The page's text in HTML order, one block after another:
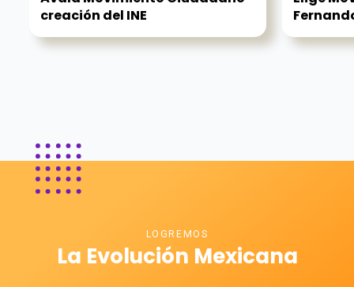
creación del INE
LOGREMOS
La Evolución Mexicana